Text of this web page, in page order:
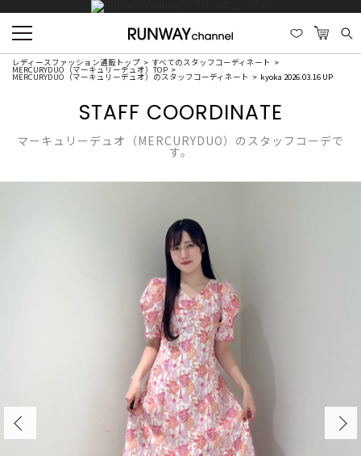
レディースファッション通販トップ すべてのスタッフコーディネート
MERCURYDUO（マーキュリーデュオ）TOP
MERCURYDUO（マーキュリーデュオ）のスタッフコーディネート kyoka 2026.03.16 UP
STAFF COORDINATE
マーキュリーデュオ（MERCURYDUO）のスタッフコーデで
す。